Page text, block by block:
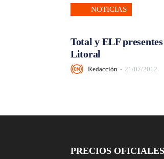
NOTICIAS
Total y ELF
Litoral
Redacción - 21/07/2012
PRECIOS OFICIALES